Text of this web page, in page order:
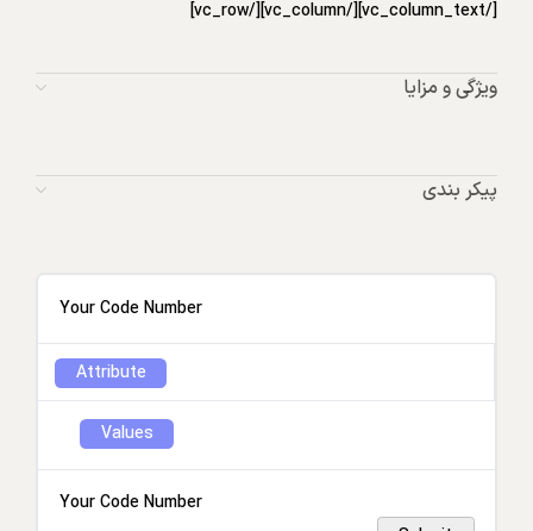
[/vc_column_text][/vc_column][/vc_row]
ویژگی و مزایا
پیکر بندی
Your Code Number
Attribute
Values
Your Code Number